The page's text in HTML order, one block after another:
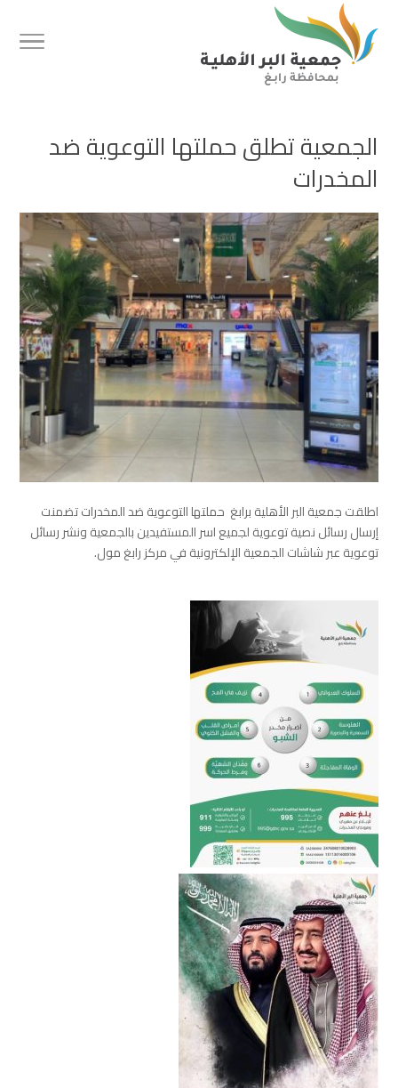
الجمعية تطلق حملتها التوعوية ضد
المخدرات
اطلقتجمعيةالبرالأهليةبرابغ حملتهاالتوعويةضدالمخدراتتضمنت
إرسالرسائلنصيةتوعويةلجميعاسرالمستفيدينبالجمعية ونشررسائل
توعويةعبرشاشاتالجمعيةالإلكترونيةفيمركزرابغمول.